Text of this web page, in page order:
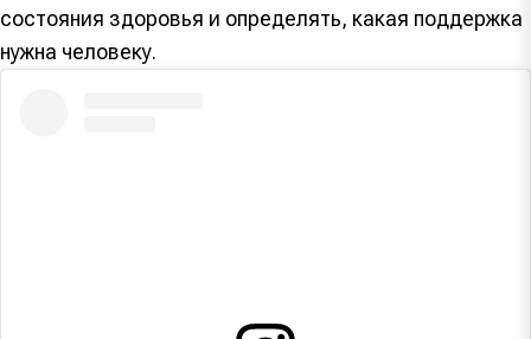
состояния здоровья и определять, какая поддержка
нужна человеку.